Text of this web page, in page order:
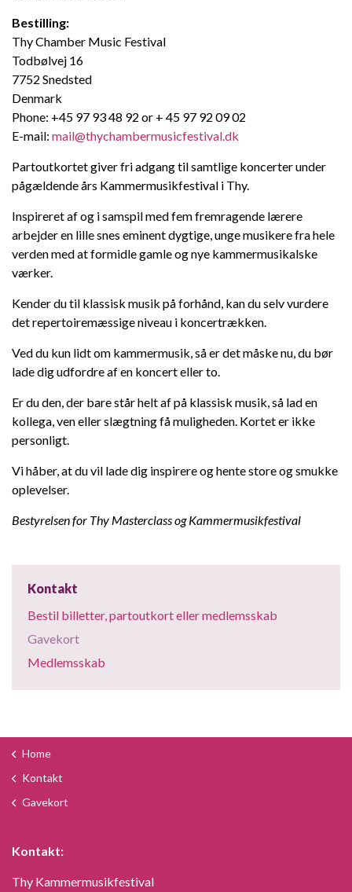
Bestilling:
Thy Chamber Music Festival
Todbølvej 16
7752 Snedsted
Denmark
Phone: +45 97 93 48 92 or + 45 97 92 09 02
E-mail: mail@thychambermusicfestival.dk
Partoutkortet giver fri adgang til samtlige koncerter under
pågældende års Kammermusikfestival i Thy.
Inspireret af og i samspil med fem fremragende lærere
arbejder en lille snes eminent dygtige, unge musikere fra hele
verden med at formidle gamle og nye kammermusikalske
værker.
Kender du til klassisk musik på forhånd, kan du selv vurdere
det repertoiremæssige niveau i koncertrækken.
Ved du kun lidt om kammermusik, så er det måske nu, du bør
lade dig udfordre af en koncert eller to.
Er du den, der bare står helt af på klassisk musik, så lad en
kollega, ven eller slægtning få muligheden. Kortet er ikke
personligt.
Vi håber, at du vil lade dig inspirere og hente store og smukke
oplevelser.
Bestyrelsen for Thy Masterclass og Kammermusikfestival
Kontakt
Bestil billetter, partoutkort eller medlemsskab
Gavekort
Medlemsskab
Home
Kontakt
Gavekort
Kontakt:
Thy Kammermusikfestival